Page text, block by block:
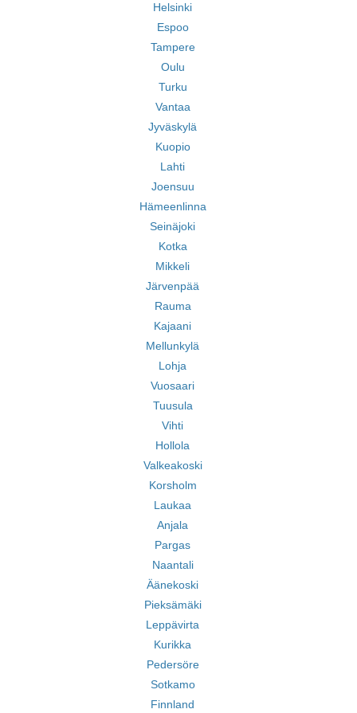
Helsinki
Espoo
Tampere
Oulu
Turku
Vantaa
Jyväskylä
Kuopio
Lahti
Joensuu
Hämeenlinna
Seinäjoki
Kotka
Mikkeli
Järvenpää
Rauma
Kajaani
Mellunkylä
Lohja
Vuosaari
Tuusula
Vihti
Hollola
Valkeakoski
Korsholm
Laukaa
Anjala
Pargas
Naantali
Äänekoski
Pieksämäki
Leppävirta
Kurikka
Pedersöre
Sotkamo
Finnland